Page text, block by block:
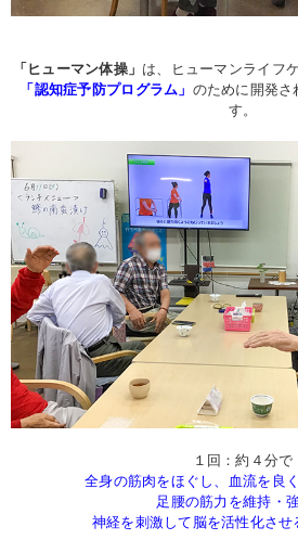
「ヒューマン体操」 は、ヒューマンライフ
「認知症予防プログラム」 のために開発さ
す。
１回：約４分で
全身の筋肉をほぐし、血流を良
足腰の筋力を維持・
神経を刺激して脳を活性化させ